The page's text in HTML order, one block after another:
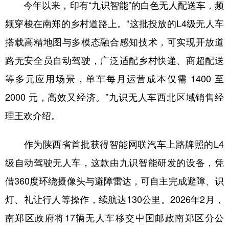
今年以来，印有“九识智能”的白色无人配送车，频
频穿梭在南郑的乡村道路上。“这批投放的L4级无人车
搭载高精地图与多模态融合感知技术，可实现开放道
路无安全员自动驾驶，广泛适配乡村快递、商超配送
等多元应用场景，单车每月运营成本仅需 1400 至
2000 元，高效又经济。”九识无人车西北区域销售经
理王欢介绍。
作为陕西省首批获得智能网联汽车上路牌照的L4
级自动驾驶无人车，这款由九识智能研发的设备，凭
借360度环绕摄像头与避障雷达，可自主完成避障、识
灯、礼让行人等操作，续航达130公里。2026年2月，
南郑区政府将17辆无人车移交中国邮政南郑区分公